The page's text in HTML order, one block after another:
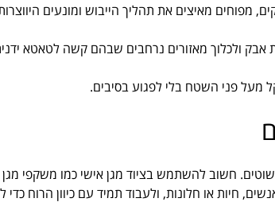
מפוחים מאיצים את תהליך הייבוש ומונעים
אבק ולכלוך מאזורים נרחבים שבהם קשה לטאטא
מעל פני השטח בלי לפגוע בסיבים.
חשוב להשתמש בציוד מגן אישי כמו משקפי מגן
חיות או חלונות, ולעבוד תמיד עם כיוון הרוח